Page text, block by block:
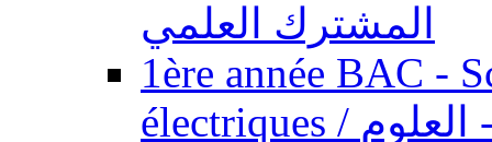
المشترك العلمي
1ère année BAC -
électriques / السنة الأولى باكالوريا - العلوم